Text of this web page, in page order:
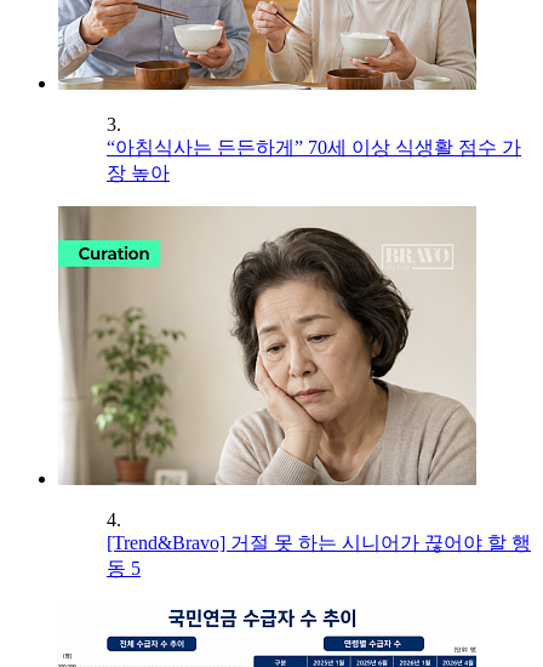
3.
“아침식사는 든든하게” 70세 이상 식생활 점수 가
장 높아
4.
[Trend&Bravo] 거절 못 하는 시니어가 끊어야 할 행
동 5